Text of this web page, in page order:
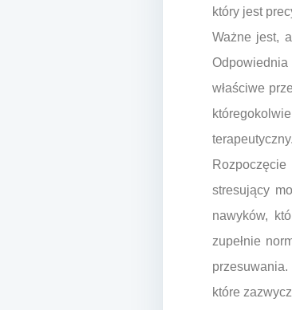
który jest
Ważne jest,
właściwe
terapeutyczny.
stresujący
nawyków,
zupełnie
które